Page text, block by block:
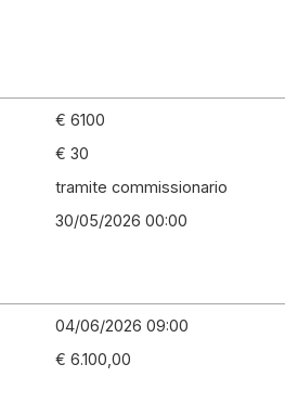
€ 6100
€ 30
tramite commissionario
30/05/2026 00:00
04/06/2026 09:00
€ 6.100,00